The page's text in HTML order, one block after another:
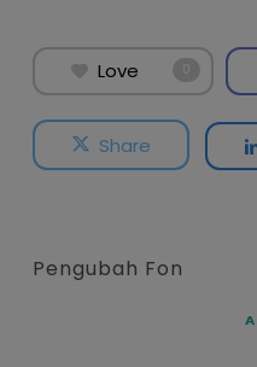
Love 0
Share
Pengubah Fon
A